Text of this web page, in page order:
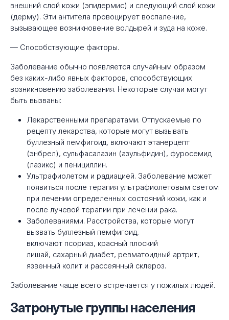
внешний слой кожи (эпидермис) и следующий слой кожи
(дерму). Эти антитела провоцирует воспаление,
вызывающее возникновение волдырей и зуда на коже.
— Способствующие факторы.
Заболевание обычно появляется случайным образом
без каких-либо явных факторов, способствующих
возникновению заболевания. Некоторые случаи могут
быть вызваны:
Лекарственными препаратами. Отпускаемые по
рецепту лекарства, которые могут вызывать
буллезный пемфигоид, включают этанерцепт
(энбрел), сульфасалазин (азульфидин), фуросемид
(лазикс) и пенициллин.
Ультрафиолетом и радиацией. Заболевание может
появиться после терапия ультрафиолетовым светом
при лечении определенных состояний кожи, как и
после лучевой терапии при лечении рака.
Заболеваниями. Расстройства, которые могут
вызвать буллезный пемфигоид,
включают псориаз, красный плоский
лишай, сахарный диабет, ревматоидный артрит,
язвенный колит и рассеянный склероз.
Заболевание чаще всего встречается у пожилых людей.
Затронутые группы населения